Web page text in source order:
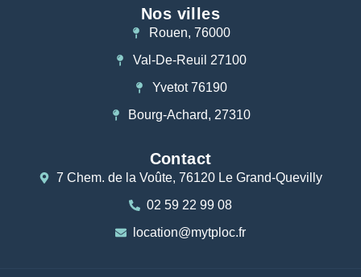
Nos villes
Rouen, 76000
Val-De-Reuil 27100
Yvetot 76190
Bourg-Achard, 27310
Contact
7 Chem. de la Voûte, 76120 Le Grand-Quevilly
02 59 22 99 08
location@mytploc.fr